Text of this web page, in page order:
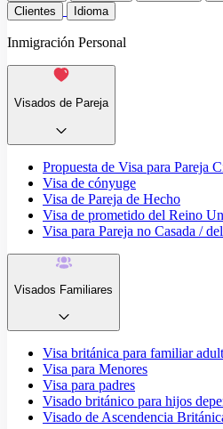
Clientes
Idioma
Inmigración Personal
Visados de Pareja
Propuesta de Visa para Pareja
Visa de cónyuge
Visa de Pareja de Hecho
Visa de prometido del Reino
Visa para Pareja no Casada /
Visados Familiares
Visa británica para familiar
Visa para Menores
Visa para padres
Visado británico para hijos
Visado de Ascendencia